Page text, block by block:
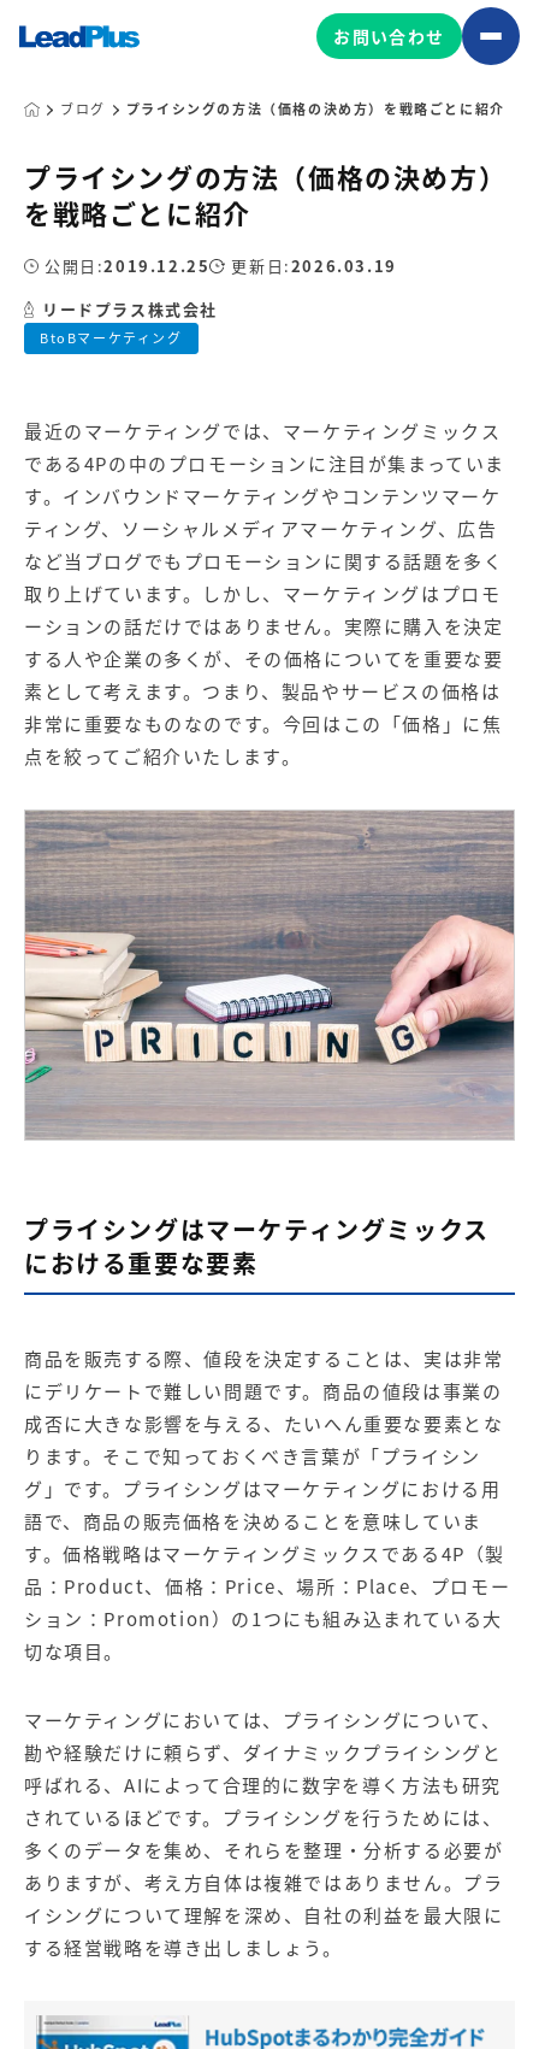
広告プロモーション
MA/CRM/SFA導入・運用
Web制作
マーケティングコンサルティング
Leadplus One
ボード
マーケティングサービスの製品
【店舗型ビジネス向け】エリ
ア
マーケティングサービス
【金融機関向け】マーケティ
ング
サービス
【IT企業向け】マーケティン
グ
サービス
SNSアカウント運用代行サー
ビス（LINE）
広告プロモーションの製品
【クリニック向け】新規集患
Web広告サービス
【歯科業界向け】新規集患
Web広告パッケージ
【塾・個別塾業界向け】新規
集客Web広告パッケージ
サイトアクセス増加パッケー
ジ
商圏ねらいうちパッケージ 求人パッケージ
Web制作の製品
WEBプラス
お問い合わせ
ブログ プライシングの方法（価格の決め方）を戦略ごとに紹介
プライシングの方法（価格の決め方）
を戦略ごとに紹介
BtoBマーケティング
公開日:2019.12.25 更新日:2026.03.19
リードプラス株式会社
最近のマーケティングでは、マーケティングミックス
である4Pの中のプロモーションに注目が集まっていま
す。 インバウンドマーケティングや コンテンツマーケ
ティング、ソーシャルメディアマーケティング、広告
など当ブログでもプロモーションに関する話題を多く
取り上げています。しかし、マーケティングはプロモ
ーションの話だけではありません。実際に購入を決定
する人や企業の多くが、その価格についてを重要な要
素として考えます。つまり、製品やサービスの価格は
非常に重要なものなのです。今回はこの「価格」に焦
点を絞ってご紹介いたします。
プライシングはマーケティングミックス
における重要な要素
商品を販売する際、値段を決定することは、実は非常
にデリケートで難しい問題です。商品の値段は事業の
成否に大きな影響を与える、たいへん重要な要素とな
ります。そこで知っておくべき言葉が「プライシン
グ」です。プライシングはマーケティングにおける用
語で、商品の販売価格を決めることを意味していま
す。価格戦略はマーケティングミックスである4P（製
品：Product、価格：Price、場所：Place、プロモー
ション：Promotion）の1つにも組み込まれている大
切な項目。
マーケティングにおいては、プライシングについて、
勘や経験だけに頼らず、ダイナミックプライシングと
呼ばれる、AIによって合理的に数字を導く方法も研究
されているほどです。プライシングを行うためには、
多くのデータを集め、それらを整理・分析する必要が
ありますが、考え方自体は複雑ではありません。プラ
イシングについて理解を深め、自社の利益を最大限に
する経営戦略を導き出しましょう。